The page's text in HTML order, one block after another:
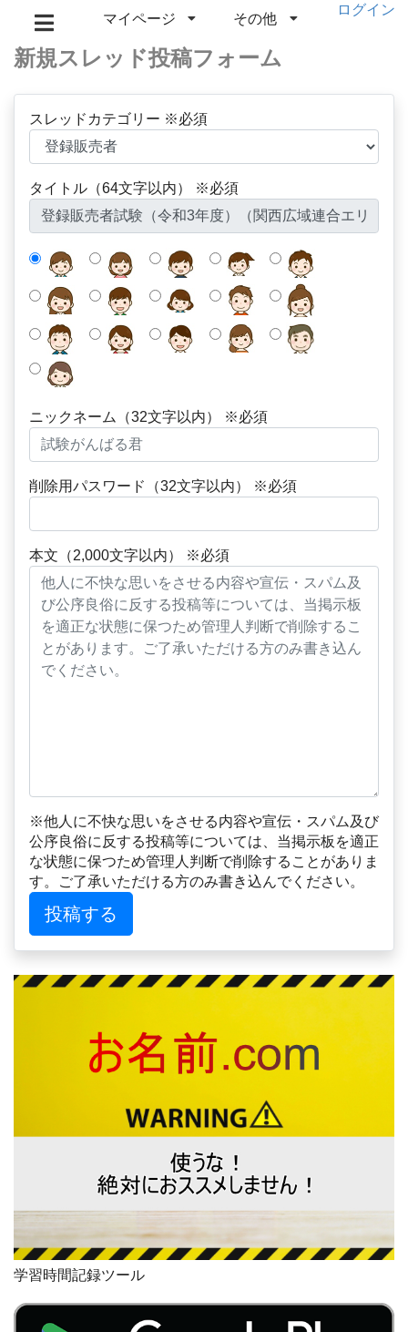
マイページ その他
ログイン
新規スレッド投稿フォーム
スレッドカテゴリー ※必須
タイトル（64文字以内） ※必須
ニックネーム（32文字以内） ※必須
削除用パスワード（32文字以内） ※必須
本文（2,000文字以内） ※必須
※他人に不快な思いをさせる内容や宣伝・スパム及び
公序良俗に反する投稿等については、当掲示板を適正
な状態に保つため管理人判断で削除することがありま
す。ご了承いただける方のみ書き込んでください。
投稿する
学習時間記録ツール